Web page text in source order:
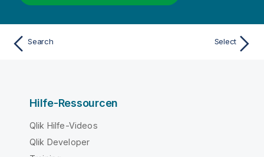
Search Select
Hilfe-Ressourcen
Qlik Hilfe-Videos
Qlik Developer